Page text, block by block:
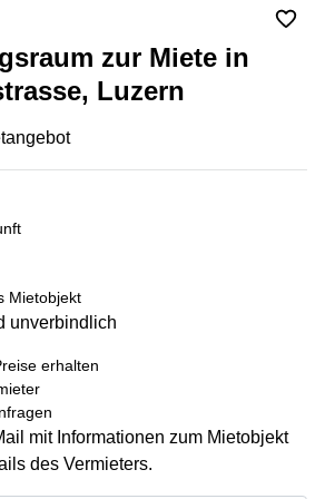
+ 7 bilder
zur Miete in
Luzern
Mietobjekt
unverbindlich
erhalten
mit Informationen zum Mietobjekt
des Vermieters.